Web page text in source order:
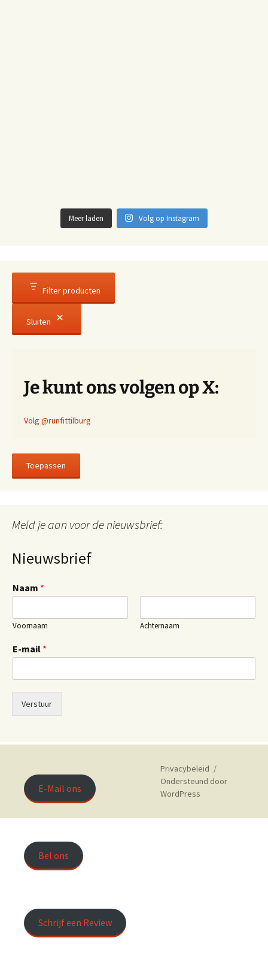
Meer laden Volg op Instagram
Filter producten
Sluiten
Je kunt ons volgen op X:
Volg @runfittilburg
Toepassen
Meld je aan voor de nieuwsbrief:
Nieuwsbrief
Naam *
Voornaam Achternaam
E-mail *
Verstuur
E-Mail ons
Bel ons
Schrijf een Review
Privacybeleid
Ondersteund door
WordPress